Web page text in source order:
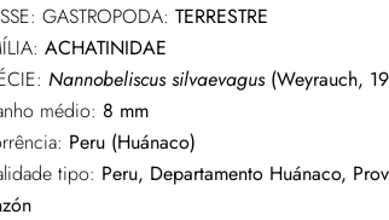
GASTROPODA: TERRESTRE
ACHATINIDAE
Nannobeliscus silvaevagus(Weyrauch,
médio: 8 mm
Peru (Huánaco)
tipo: Peru, Departamento Huánaco,